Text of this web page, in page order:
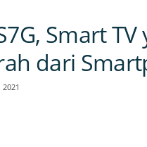
Smart
dari